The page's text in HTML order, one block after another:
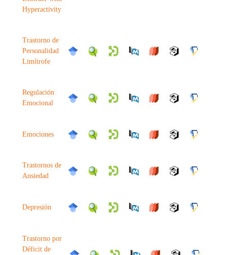
Hyperactivity
Trastorno de
Personalidad
Limítrofe
Regulación
Emocional
Emociones
Trastornos de
Ansiedad
Depresión
Trastorno por
Déficit de